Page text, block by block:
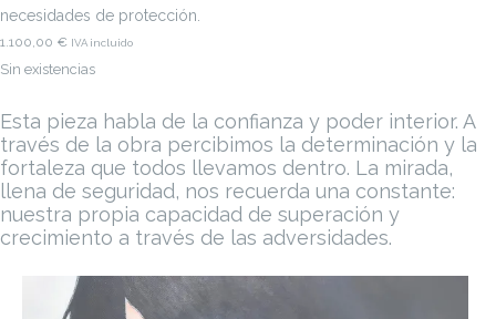
necesidades de protección.
1.100,00 € IVA incluido
Sin existencias
Esta pieza habla de la confianza y poder interior. A
través de la obra percibimos la determinación y la
fortaleza que todos llevamos dentro. La mirada,
llena de seguridad, nos recuerda una constante:
nuestra propia capacidad de superación y
crecimiento a través de las adversidades.